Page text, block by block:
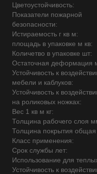
Цветоустойчивость:
Показатели пожарной
безопасности:
Истираемость г кв м:
площадь в упаковке м кв:
Количетво в упаковке шт:
Остаточная деформация
Устойчивость к
мебели и каблуков:
Устойчивость к
на роликовых ножках:
Вес 1 кв м кг:
Толщина рабочего слоя
Толщина покрытия
Класс применения:
Срок службы лет:
Использование для
Устойчивость к